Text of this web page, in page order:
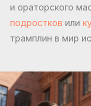
и ораторского
подростков или
трамплин в мир